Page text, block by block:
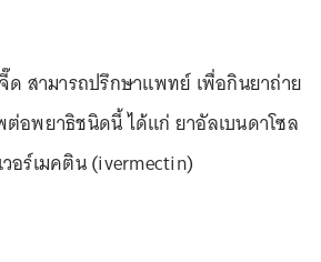
สามารถปรึกษาแพทย์ เพื่อกินยาถ่าย
อพยาธิชนิดนี้ ได้แก่ ยาอัลเบนดาโซล
อร์เมคติน (ivermectin)